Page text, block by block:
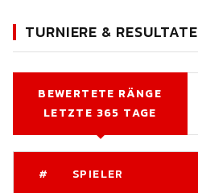
TURNIERE & RESULTATE
BEWERTETE RÄNGE
LETZTE 365 TAGE
# SPIELER